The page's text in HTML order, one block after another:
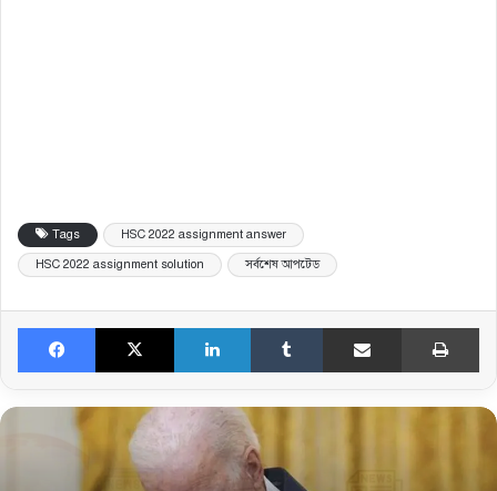
Tags HSC 2022 assignment answer
HSC 2022 assignment solution সর্বশেষ আপটেড
Facebook X LinkedIn Tumblr Share via Email